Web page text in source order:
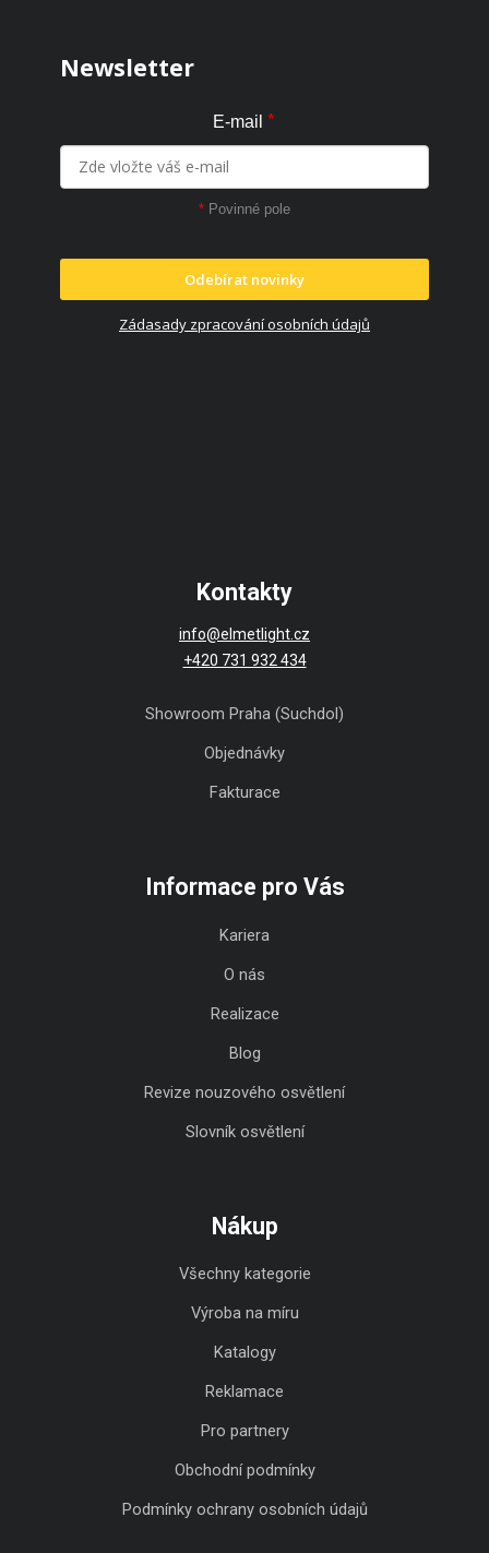
Newsletter
E-mail *
* Povinné pole
Odebírat novinky
Zádasady zpracování osobních údajů
Kontakty
info@elmetlight.cz
+420 731 932 434
Showroom Praha (Suchdol)
Objednávky
Fakturace
Informace pro Vás
Kariera
O nás
Realizace
Blog
Revize nouzového osvětlení
Slovník osvětlení
Nákup
Všechny kategorie
Výroba na míru
Katalogy
Reklamace
Pro partnery
Obchodní podmínky
Podmínky ochrany osobních údajů